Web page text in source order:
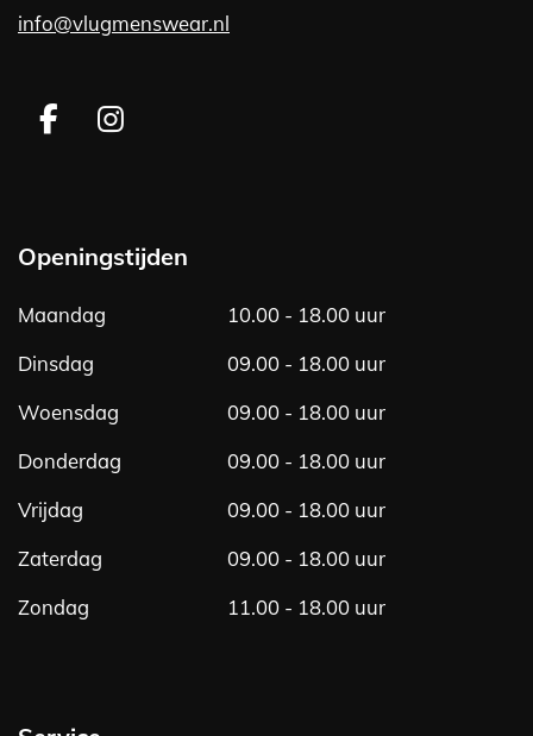
info@vlugmenswear.nl
F
b
o
o
k
I
a
g
Openingstijden
Maandag
10.00 - 18.00 uur
Dinsdag
09.00 - 18.00 uur
Woensdag
09.00 - 18.00 uur
Donderdag
09.00 - 18.00 uur
Vrijdag
09.00 - 18.00 uur
Zaterdag
09.00 - 18.00 uur
Zondag
11.00 - 18.00 uur